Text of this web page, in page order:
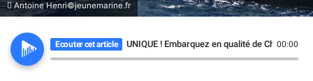
Antoine Henri©jeunemarine.fr
Ecouter cet article UNIQUE ! Embarquez en qualité de Chef00:00